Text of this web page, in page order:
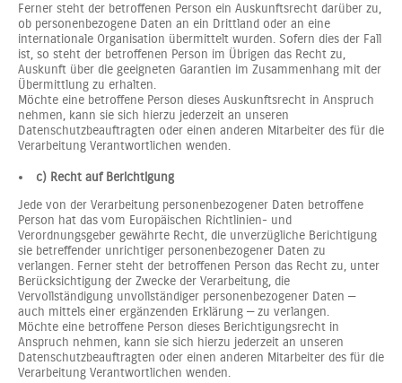
Ferner steht der betroffenen Person ein Auskunftsrecht darüber zu,
ob personenbezogene Daten an ein Drittland oder an eine
internationale Organisation übermittelt wurden. Sofern dies der Fall
ist, so steht der betroffenen Person im Übrigen das Recht zu,
Auskunft über die geeigneten Garantien im Zusammenhang mit der
Übermittlung zu erhalten.
Möchte eine betroffene Person dieses Auskunftsrecht in Anspruch
nehmen, kann sie sich hierzu jederzeit an unseren
Datenschutzbeauftragten oder einen anderen Mitarbeiter des für die
Verarbeitung Verantwortlichen wenden.
c) Recht auf Berichtigung
Jede von der Verarbeitung personenbezogener Daten betroffene
Person hat das vom Europäischen Richtlinien- und
Verordnungsgeber gewährte Recht, die unverzügliche Berichtigung
sie betreffender unrichtiger personenbezogener Daten zu
verlangen. Ferner steht der betroffenen Person das Recht zu, unter
Berücksichtigung der Zwecke der Verarbeitung, die
Vervollständigung unvollständiger personenbezogener Daten —
auch mittels einer ergänzenden Erklärung — zu verlangen.
Möchte eine betroffene Person dieses Berichtigungsrecht in
Anspruch nehmen, kann sie sich hierzu jederzeit an unseren
Datenschutzbeauftragten oder einen anderen Mitarbeiter des für die
Verarbeitung Verantwortlichen wenden.